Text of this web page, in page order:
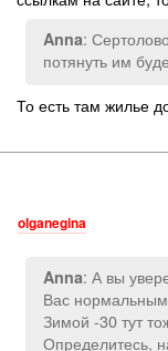
Anna:
потянуть им
То есть там жилье
olganegina
Anna: А вы
Вас
Зимой -30 тут
Определитесь,